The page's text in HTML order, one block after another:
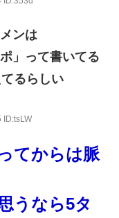
ンは
」って書いてる
るらしい
ID:tsLW
てからは脈
うなら5タ